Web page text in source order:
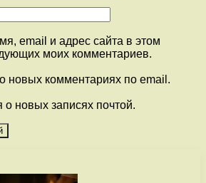
email и адрес сайта в этом
моих комментариев.
новых комментариях по email.
новых записях почтой.